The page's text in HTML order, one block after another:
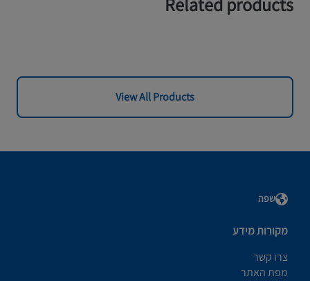
View All Products
שפה
מקורות מידע
צרו קשר
מפת האתר